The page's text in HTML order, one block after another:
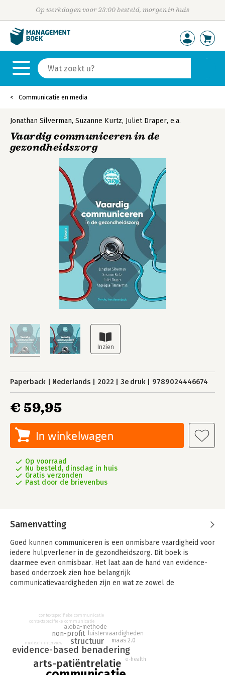
Op werkdagen voor 23:00 besteld, morgen in huis
Communicatie en media
Jonathan Silverman, Suzanne Kurtz, Juliet Draper, e.a.
Vaardig communiceren in de
gezondheidszorg
Paperback Nederlands 2022 3e druk 9789024446674
€ 59,95
In winkelwagen
Op voorraad
Nu besteld, dinsdag in huis
Gratis verzonden
Past door de brievenbus
Samenvatting
Goed kunnen communiceren is een onmisbare vaardigheid voor
iedere hulpverlener in de gezondheidszorg. Dit boek is
daarmee even onmisbaar. Het laat aan de hand van evidence-
based onderzoek zien hoe belangrijk
communicatievaardigheden zijn en wat ze zowel de
multidisciplinair inzetbaar boek dat laat zien hoe de
hulpverlener met goede communicatievaardigheden betere
resultaten kan boeken. Het is het enige boek in zijn soort dat is
gebaseerd op (internationaal) evidence-based onderzoek. Dit
van oorsprong Engelstalige boek is volledig bewerkt voor de
Nederlandse situatie en kan daardoor moeiteloos worden
arts-patiëntrelatie
evidence-based benadering
structuur
non-profit
aloba-methode
luistervaardigheden
maas 2.0
e-health
contextspecifieke communicatie
medisch interview
contextspecifieke communicatie